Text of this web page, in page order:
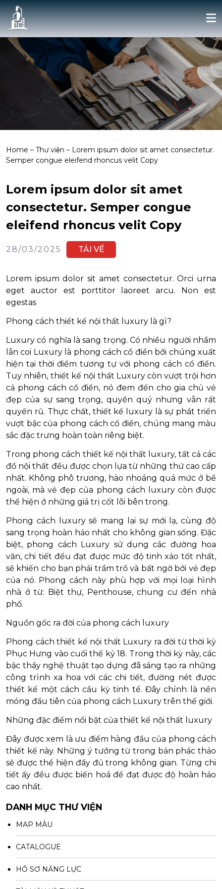
Home – Thư viện – Lorem ipsum dolor sit amet consectetur.
Semper congue eleifend rhoncus velit Copy
Lorem ipsum dolor sit amet
consectetur. Semper congue
eleifend rhoncus velit Copy
28/03/2025 TẢI VỀ
Lorem ipsum dolor sit amet consectetur. Orci urna
eget auctor est porttitor laoreet arcu. Non est
egestas
Phong cách thiết kế nội thất luxury là gì?
Luxury có nghĩa là sang trọng. Có nhiều người nhầm
lẫn coi Luxury là phong cách cổ điển bởi chúng xuất
hiện tại thời điểm tương tự với phong cách cổ điển.
Tuy nhiên, thiết kế nội thất Luxury còn vượt trội hơn
cả phong cách cổ điển, nó đem đến cho gia chủ vẻ
đẹp của sự sang trọng, quyền quý nhưng vẫn rất
quyến rũ. Thực chất, thiết kế luxury là sự phát triển
vượt bậc của phong cách cổ điển, chúng mang màu
sắc đặc trưng hoàn toàn riêng biệt.
Trong phong cách thiết kế nội thất luxury, tất cả các
đồ nội thất đều được chọn lựa từ những thứ cao cấp
nhất. Không phô trương, hào nhoáng quá mức ở bề
ngoài, mà vẻ đẹp của phong cách luxury còn được
thể hiện ở những giá trị cốt lõi bên trong.
Phong cách luxury sẽ mang lại sự mới lạ, cùng độ
sang trọng hoàn hảo nhất cho không gian sống. Đặc
biệt, phong cách Luxury sử dụng các đường hoa
văn, chi tiết đều đạt được mức độ tinh xảo tốt nhất,
sẽ khiến cho bạn phải trầm trồ và bất ngờ bởi vẻ đẹp
của nó. Phong cách này phù hợp với mọi loại hình
nhà ở từ: Biệt thự, Penthouse, chung cư đến nhà
phố.
Nguồn gốc ra đời của phong cách luxury
Phong cách thiết kế nội thất Luxury ra đời từ thời kỳ
Phục Hưng vào cuối thế kỷ 18. Trong thời kỳ này, các
bậc thầy nghệ thuật tạo dựng đã sáng tạo ra những
công trình xa hoa với các chi tiết, đường nét được
thiết kế một cách cầu kỳ tinh tế. Đây chính là nền
móng đầu tiên của phong cách Luxury trên thế giới.
Những đặc điểm nổi bật của thiết kế nội thất luxury
Đây được xem là ưu điểm hàng đầu của phong cách
thiết kế này. Những ý tưởng từ trong bản phác thảo
sẽ được thể hiện đầy đủ trong không gian. Từng chi
tiết ấy đều được biến hoá để đạt được độ hoàn hảo
cao nhất.
DANH MỤC THƯ VIỆN
MAP MÀU
CATALOGUE
HỒ SƠ NĂNG LỰC